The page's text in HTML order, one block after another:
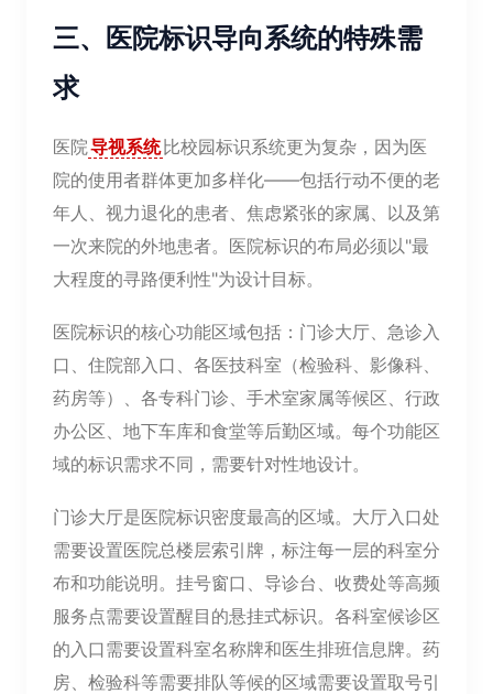
三、医院标识导向系统的特殊需
求
医院导视系统 比校园标识系统更为复杂，因为医
院的使用者群体更加多样化——包括行动不便的老
年人、视力退化的患者、焦虑紧张的家属、以及第
一次来院的外地患者。医院标识的布局必须以"最
大程度的寻路便利性"为设计目标。
医院标识的核心功能区域包括：门诊大厅、急诊入
口、住院部入口、各医技科室（检验科、影像科、
药房等）、各专科门诊、手术室家属等候区、行政
办公区、地下车库和食堂等后勤区域。每个功能区
域的标识需求不同，需要针对性地设计。
门诊大厅是医院标识密度最高的区域。大厅入口处
需要设置医院总楼层索引牌，标注每一层的科室分
布和功能说明。挂号窗口、导诊台、收费处等高频
服务点需要设置醒目的悬挂式标识。各科室候诊区
的入口需要设置科室名称牌和医生排班信息牌。药
房、检验科等需要排队等候的区域需要设置取号引